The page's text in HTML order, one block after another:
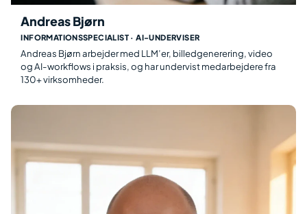
Andreas Bjørn
INFORMATIONSSPECIALIST · AI-UNDERVISER
Andreas Bjørn arbejder med LLM’er, billedgenerering, video
og AI-workflows i praksis, og har undervist medarbejdere fra
130+ virksomheder.